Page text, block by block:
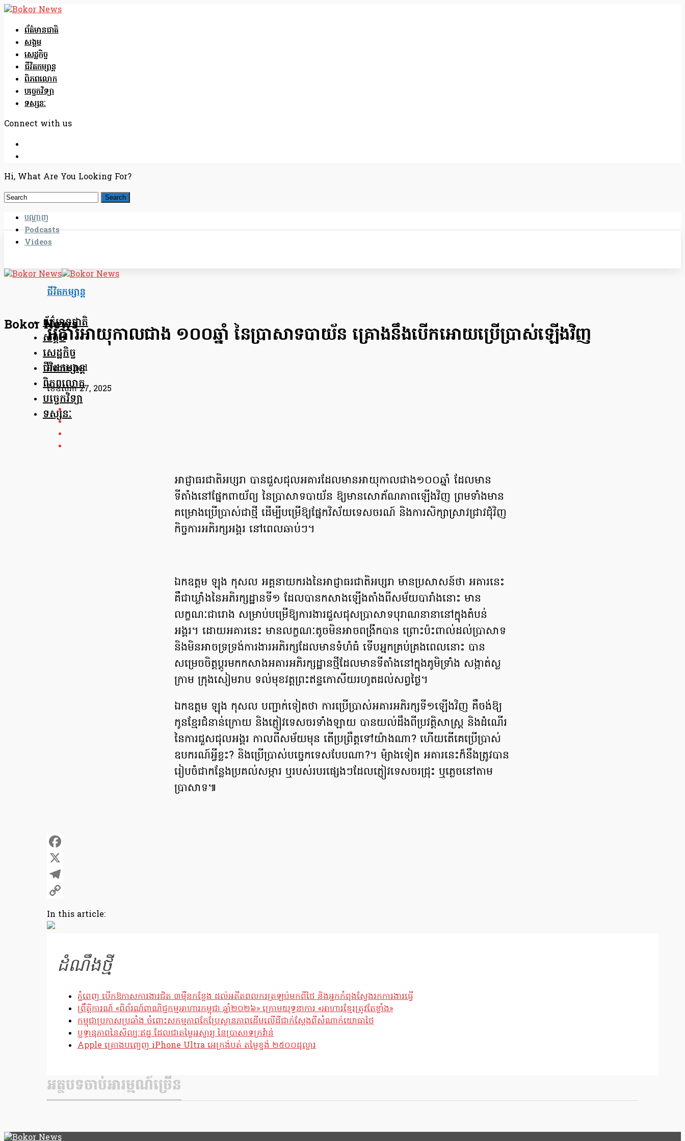
ព័ត៌មានជាតិ
សង្គម
សេដ្ឋកិច្ច
ជីវិតកម្សាន្ត
ពិភពលោក
បច្ចេកវិទ្យា
ទស្សនៈ
Connect with us
Hi, What Are You Looking For?
បណ្តាញ
Podcasts
Videos
Bokor News
ព័ត៌មានជាតិ
សង្គម
សេដ្ឋកិច្ច
ជីវិតកម្សាន្ត
ពិភពលោក
បច្ចេកវិទ្យា
ទស្សនៈ
ជីវិតកម្សាន្ត
អគារអាយុកាលជាង ១០០ឆ្នាំ នៃប្រាសាទបាយ័ន គ្រោងនឹងបើកអោយប្រើប្រាស់ឡើងវិញ
Published
ខែ​ឧសភា 27, 2025
អាជ្ញាធរជាតិអប្សរា បានជួសជុលអគារដែលមានអាយុកាលជាង១០០ឆ្នាំ ដែលមាន
ទីតាំងនៅផ្នែកពាយ័ព្យ នៃប្រាសាទបាយ័ន ឱ្យមានសោភ័ណភាពឡើងវិញ ព្រមទាំងមាន
គម្រោងប្រើប្រាស់ជាថ្មី ដើម្បីបម្រើឱ្យផ្នែកវិស័យទេសចរណ៍ និងការសិក្សាស្រាវជ្រាវជុំវិញ
កិច្ចការអភិរក្សអង្គរ នៅពេលឆាប់ៗ។
ឯកឧត្តម ឡុង កុសល អគ្គនាយករងនៃអាជ្ញាធរជាតិអប្សរា មានប្រសាសន៍ថា អគារនេះ
គឺជាឃ្លាំងនៃអភិរក្សដ្ឋានទី១ ដែលបានកសាងឡើងតាំងពីសម័យបារាំងនោះ មាន
លក្ខណៈជារោង សម្រាប់បម្រើឱ្យការងារជួសជុសប្រាសាទបុរាណនានានៅក្នុងតំបន់
អង្គរ។ ដោយអគារនេះ មានលក្ខណៈតូចមិនអាចពង្រីកបាន ព្រោះប៉ះពាល់ដល់ប្រាសាទ
និងមិនអាចទ្រទ្រង់ការងារអភិរក្សដែលមានទំហំធំ ទើបអ្នកគ្រប់គ្រងពេលនោះ បាន
សម្រេចចិត្តប្តូរមកកសាងអគារអភិរក្សដ្ឋានថ្មីដែលមានទីតាំងនៅក្នុងភូមិទ្រាំង សង្កាត់ស្ល
ក្រាម ក្រុងសៀមរាប ទល់មុខវត្តព្រះឥន្ទកោសីយរហូតដល់សព្វថ្ងៃ។
ឯកឧត្តម ឡុង កុសល បញ្ជាក់ទៀតថា ការប្រើប្រាស់អគារអភិរក្សទី១ឡើងវិញ គឺចង់ឱ្យ
កូនខ្មែរជំនាន់ក្រោយ និងភ្ញៀវទេសចរទាំងឡាយ បានយល់ដឹងពីប្រវត្តិសាស្ត្រ និងដំណើរ
នៃការជួសជុលអង្គរ កាលពីសម័យមុន តើប្រព្រឹត្តទៅយ៉ាងណា? ហើយតើគេប្រើប្រាស់
ឧបករណ៍អ្វីខ្លះ? និងប្រើប្រាស់បច្ចេកទេសបែបណា?។ ម៉្យាងទៀត អគារនេះក៏នឹងត្រូវបាន
រៀបចំជាកន្លែងប្រគល់សម្ភារ ឬរបស់របរផ្សេងៗដែលភ្ញៀវទេសចរជ្រុះ ឬភ្លេចនៅតាម
ប្រាសាទ៕
Facebook
X
Telegram
Link
In this article:
ដំណឹងថ្មី
ភ្នំពេញ បើកឱកាសការងារជិត ៣ម៉ឺនកន្លែង ដល់អតីតពលករត្រឡប់មកពីថៃ និងអ្នកកំពុងស្វែងរកការងារធ្វើ
ព្រឹត្តិការណ៍ «ពិព័រណ៍ពាណិជ្ជកម្មអាហារកម្ពុជា ឆ្នាំ២០២៦» ក្រោមយុទ្ធនាការ «អាហារខ្មែរត្រូវតែខ្លាំង»
កម្ពុជាប្រកាសប្រឆាំង ចំពោះសកម្មភាពកែប្រែស្ថានភាពដើមលើដីជាក់ស្តែងពីសំណាក់យោធាថៃ
ឫទ្ធានុភាពនៃសិល្បៈឥដ្ឋ ដែលជាតម្លៃអស្ចារ្យ នៃប្រាសាទក្រវ៉ាន់
Apple គ្រោងបញ្ចេញ iPhone Ultra អេក្រង់បត់ តម្លៃខ្ទង់ ២៥០០ដុល្លារ
អត្ថបទចាប់អារម្មណ៍ច្រើន